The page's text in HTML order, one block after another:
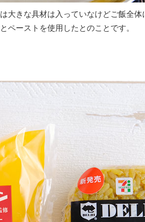
大きな具材は入っていなけどご飯全
ペーストを使用したとのことです。